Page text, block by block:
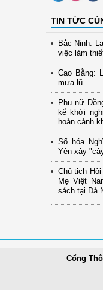
TIN TỨC
Bắc Ninh:
việc làm
Cao Bằng:
mưa lũ
Phụ nữ
kế khởi
hoàn cảnh
Số hóa
Yên xây
Chủ tịch
Mẹ Việt
sách tại Đà
Cổng